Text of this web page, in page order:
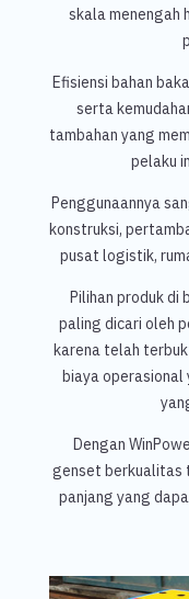
skala menengah
Efisiensi bahan
serta
tambahan yang
pelaku
Penggunaannya
konstruksi,
pusat logistik,
Pilihan produk di
paling dicari oleh
karena telah
biaya operasional
Dengan
genset berkualitas
panjang yang